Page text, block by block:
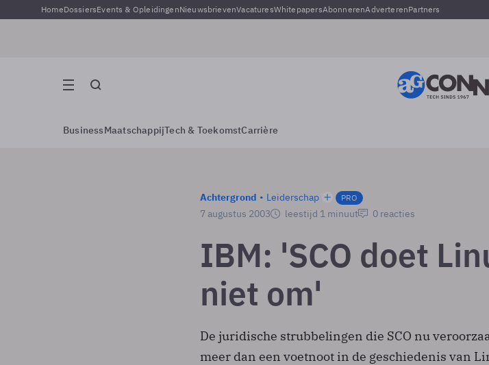
HomeDossiersEvents & OpleidingenNieuwsbrievenVacaturesWhitepapersAbonnerenAdverterenPartners
BusinessMaatschappijTech & ToekomstCarrière
Achtergrond Leiderschap PRO
7 augustus 2003 leestijd 1 minuut 0 reacties
IBM: 'SCO doet
niet om'
De juridische strubbelingen die SCO nu
meer dan een voetnoot in de geschiedenis van